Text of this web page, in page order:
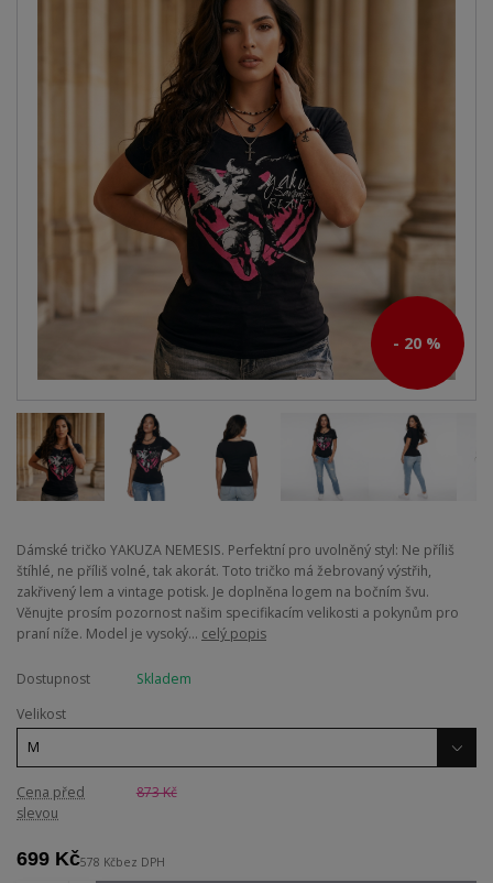
- 20 %
Dámské tričko YAKUZA NEMESIS. Perfektní pro uvolněný styl: Ne příliš
štíhlé, ne příliš volné, tak akorát. Toto tričko má žebrovaný výstřih,
zakřivený lem a vintage potisk. Je doplněna logem na bočním švu.
Věnujte prosím pozornost našim specifikacím velikosti a pokynům pro
praní níže. Model je vysoký... celý popis
Dostupnost
Skladem
Velikost
Cena před
slevou
873 Kč
699 Kč578 Kčbez DPH